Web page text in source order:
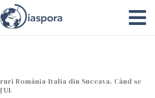
România-Italia din Suceava. Când se